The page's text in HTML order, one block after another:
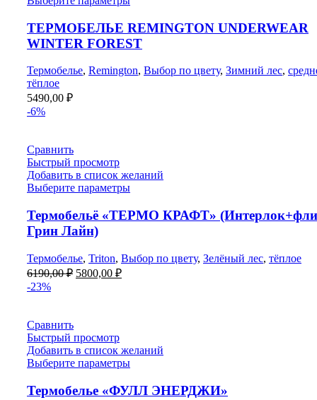
ТЕРМОБЕЛЬЕ REMINGTON UNDERWEAR
WINTER FOREST
Термобелье, Remington, Выбор по цвету, Зимний лес,
тёплое
5490,00 ₽
-6%
Сравнить
Быстрый просмотр
Добавить в список желаний
Выберите параметры
Термобельё «ТЕРМО КРАФТ»
Грин Лайн)
Термобелье, Triton, Выбор по цвету, Зелёный лес, тёплое
6190,00₽ Первоначальная
5800,00 ₽Текущая
-23%
Сравнить
Быстрый просмотр
Добавить в список желаний
Выберите параметры
Термобелье «ФУЛЛ ЭНЕРДЖИ»